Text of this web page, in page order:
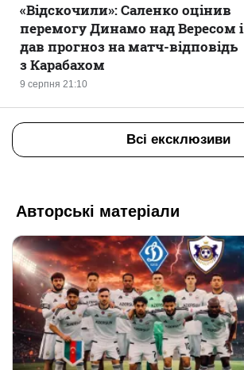
9 серпня 21:10
«Відскочили»: Саленко оцінив
перемогу Динамо над Вересом і
дав прогноз на матч-відповідь
з Карабахом
Всі ексклюзиви
Авторські матеріали